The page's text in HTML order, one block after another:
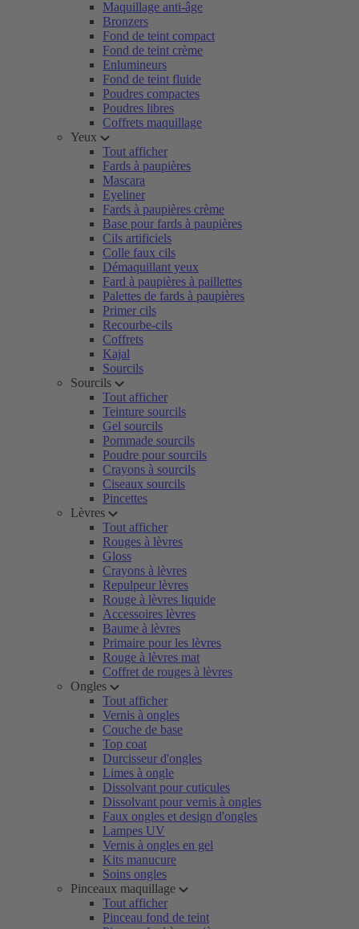
Maquillage anti-âge
Bronzers
Fond de teint compact
Fond de teint crème
Enlumineurs
Fond de teint fluide
Poudres compactes
Poudres libres
Coffrets maquillage
Yeux
Tout afficher
Fards à paupières
Mascara
Eyeliner
Fards à paupières crème
Base pour fards à paupières
Cils artificiels
Colle faux cils
Démaquillant yeux
Fard à paupières à paillettes
Palettes de fards à paupières
Primer cils
Recourbe-cils
Coffrets
Kajal
Sourcils
Sourcils
Tout afficher
Teinture sourcils
Gel sourcils
Pommade sourcils
Poudre pour sourcils
Crayons à sourcils
Ciseaux sourcils
Pincettes
Lèvres
Tout afficher
Rouges à lèvres
Gloss
Crayons à lèvres
Repulpeur lèvres
Rouge à lèvres liquide
Accessoires lèvres
Baume à lèvres
Primaire pour les lèvres
Rouge à lèvres mat
Coffret de rouges à lèvres
Ongles
Tout afficher
Vernis à ongles
Couche de base
Top coat
Durcisseur d'ongles
Limes à ongle
Dissolvant pour cuticules
Dissolvant pour vernis à ongles
Faux ongles et design d'ongles
Lampes UV
Vernis à ongles en gel
Kits manucure
Soins ongles
Pinceaux maquillage
Tout afficher
Pinceau fond de teint